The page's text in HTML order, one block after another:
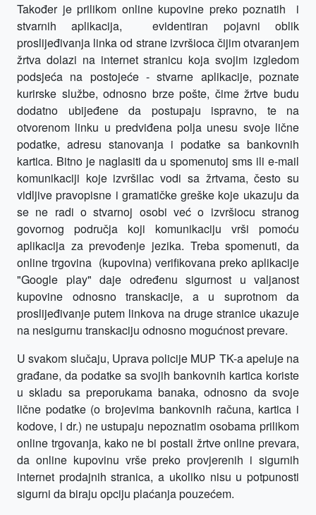
Također je prilikom online kupovine preko poznatih i
stvarnih aplikacija, evidentiran pojavni oblik
proslijeđivanja linka od strane izvršioca čijim otvaranjem
žrtva dolazi na internet stranicu koja svojim izgledom
podsjeća na postojeće - stvarne aplikacije, poznate
kurirske službe, odnosno brze pošte, čime žrtve budu
dodatno ubijeđene da postupaju ispravno, te na
otvorenom linku u predviđena polja unesu svoje lične
podatke, adresu stanovanja i podatke sa bankovnih
kartica. Bitno je naglasiti da u spomenutoj sms ili e-mail
komunikaciji koje izvršilac vodi sa žrtvama, često su
vidljive pravopisne i gramatičke greške koje ukazuju da
se ne radi o stvarnoj osobi već o izvršiocu stranog
govornog područja koji komunikaciju vrši pomoću
aplikacija za prevođenje jezika. Treba spomenuti, da
online trgovina (kupovina) verifikovana preko aplikacije
"Google play" daje određenu sigurnost u valjanost
kupovine odnosno transkacije, a u suprotnom da
proslijeđivanje putem linkova na druge stranice ukazuje
na nesigurnu transkaciju odnosno mogućnost prevare.
U svakom slučaju, Uprava policije MUP TK-a apeluje na
građane, da podatke sa svojih bankovnih kartica koriste
u skladu sa preporukama banaka, odnosno da svoje
lične podatke (o brojevima bankovnih računa, kartica i
kodove, i dr.) ne ustupaju nepoznatim osobama prilikom
online trgovanja, kako ne bi postali žrtve online prevara,
da online kupovinu vrše preko provjerenih i sigurnih
internet prodajnih stranica, a ukoliko nisu u potpunosti
sigurni da biraju opciju plaćanja pouzećem.